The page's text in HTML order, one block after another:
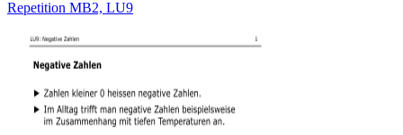
Repetition MB2, LU9